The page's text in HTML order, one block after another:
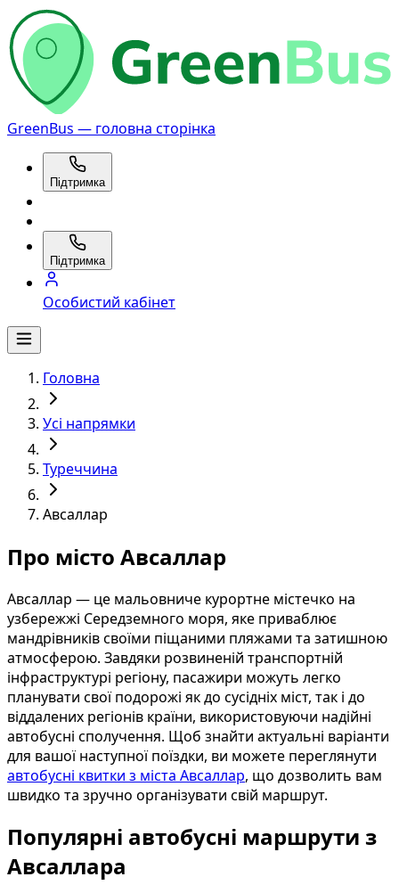
GreenBus — головна сторінка
Підтримка
Підтримка
Особистий кабінет
Головна
Усі напрямки
Туреччина
Авсаллар
Про місто Авсаллар
Авсаллар — це мальовниче курортне містечко на
узбережжі Середземного моря, яке приваблює
мандрівників своїми піщаними пляжами та затишною
атмосферою. Завдяки розвиненій транспортній
інфраструктурі регіону, пасажири можуть легко
планувати свої подорожі як до сусідніх міст, так і до
віддалених регіонів країни, використовуючи надійні
автобусні сполучення. Щоб знайти актуальні варіанти
для вашої наступної поїздки, ви можете переглянути
автобусні квитки з міста Авсаллар, що дозволить вам
швидко та зручно організувати свій маршрут.
Популярні автобусні маршрути з
Авсаллара